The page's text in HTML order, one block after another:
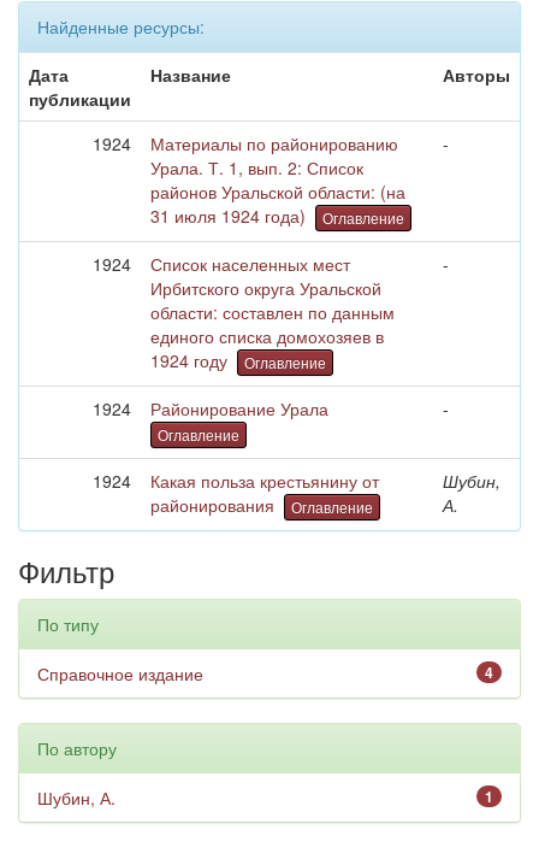
Найденные ресурсы:
Дата
публикации
Название Авторы
1924
Материалы по районированию
Урала. Т. 1, вып. 2: Список
районов Уральской области: (на
31 июля 1924 года)
Оглавление
-
1924
Список населенных мест
Ирбитского округа Уральской
области: составлен по данным
единого списка домохозяев в
1924 году
Оглавление
-
1924 Районирование Урала
Оглавление
-
1924
Какая польза крестьянину от
районирования
Оглавление
Шубин,
А.
Фильтр
По типу
4
Справочное издание
По автору
1
Шубин, А.